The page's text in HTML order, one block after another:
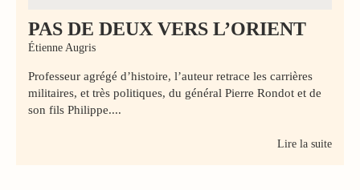
PAS DE DEUX VERS L’ORIENT
Étienne Augris
Professeur agrégé d’histoire, l’auteur retrace les carrières
militaires, et très politiques, du général Pierre Rondot et de
son fils Philippe....
Lire la suite